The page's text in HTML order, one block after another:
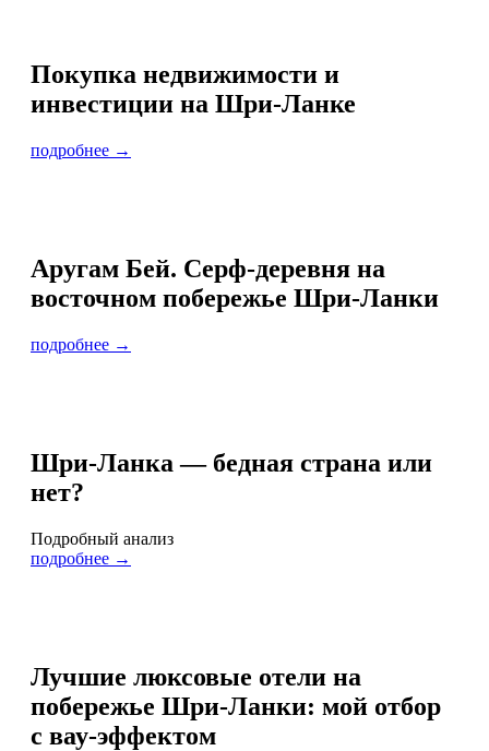
Покупка недвижимости и
инвестиции на Шри-Ланке
подробнее →
Аругам Бей. Серф-деревня на
восточном побережье Шри-Ланки
подробнее →
Шри-Ланка — бедная страна или
нет?
Подробный анализ
подробнее →
Лучшие люксовые отели на
побережье Шри-Ланки: мой отбор
с вау-эффектом